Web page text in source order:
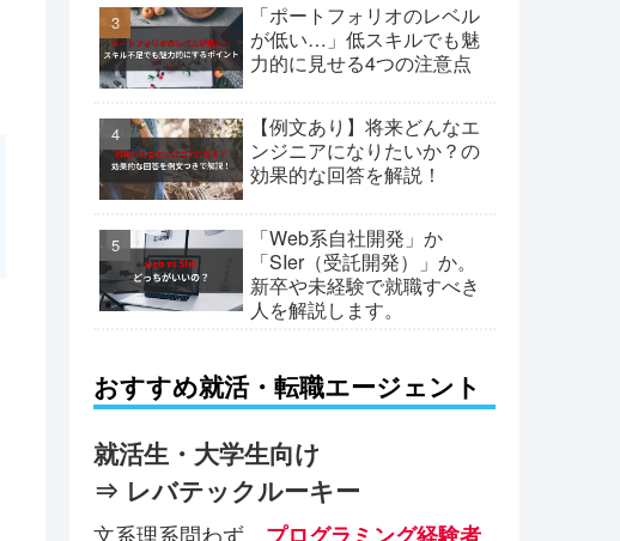
「ポートフォリオのレベル
が低い…」低スキルでも魅
力的に見せる4つの注意点
【例文あり】将来どんなエ
ンジニアになりたいか？の
効果的な回答を解説！
「Web系自社開発」か
「SIer（受託開発）」か。
新卒や未経験で就職すべき
人を解説します。
おすすめ就活・転職エージェント
就活生・大学生向け
⇒ レバテックルーキー
文系理系問わず、